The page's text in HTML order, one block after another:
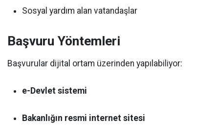
Sosyal yardım alan vatandaşlar
Başvuru Yöntemleri
Başvurular dijital ortam üzerinden yapılabiliyor:
e-Devlet sistemi
Bakanlığın resmi internet sitesi